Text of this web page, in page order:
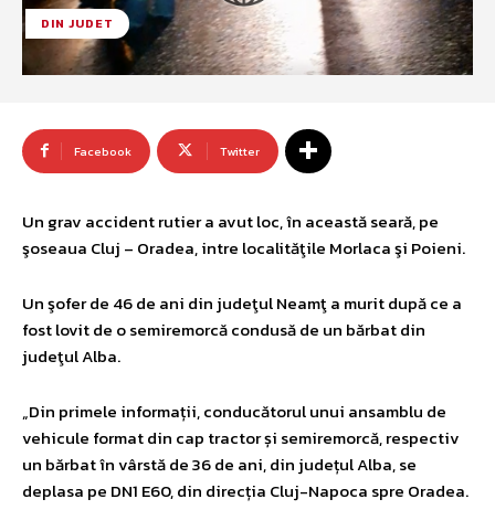
DIN JUDET
Facebook Twitter
Un grav accident rutier a avut loc, în această seară, pe
şoseaua Cluj – Oradea, intre localităţile Morlaca şi Poieni.
Un şofer de 46 de ani din judeţul Neamţ a murit după ce a
fost lovit de o semiremorcă condusă de un bărbat din
judeţul Alba.
„Din primele informații, conducătorul unui ansamblu de
vehicule format din cap tractor și semiremorcă, respectiv
un bărbat în vârstă de 36 de ani, din județul Alba, se
deplasa pe DN1 E60, din direcția Cluj-Napoca spre Oradea.